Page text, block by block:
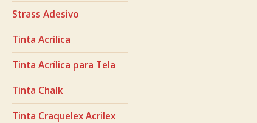
Strass Adesivo
Tinta Acrílica
Tinta Acrílica para Tela
Tinta Chalk
Tinta Craquelex Acrilex